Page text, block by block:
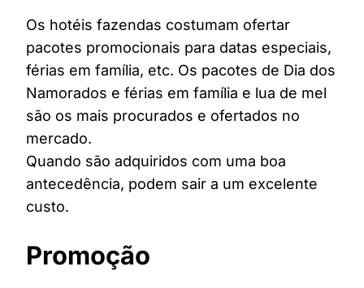
Os hotéis fazendas costumam ofertar
pacotes promocionais para datas especiais,
férias em família, etc. Os pacotes de Dia dos
Namorados e férias em família e lua de mel
são os mais procurados e ofertados no
mercado.
Quando são adquiridos com uma boa
antecedência, podem sair a um excelente
custo.
Promoção